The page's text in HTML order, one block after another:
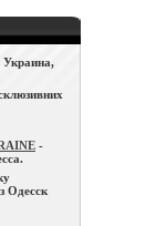
Украина,
-
Одесск